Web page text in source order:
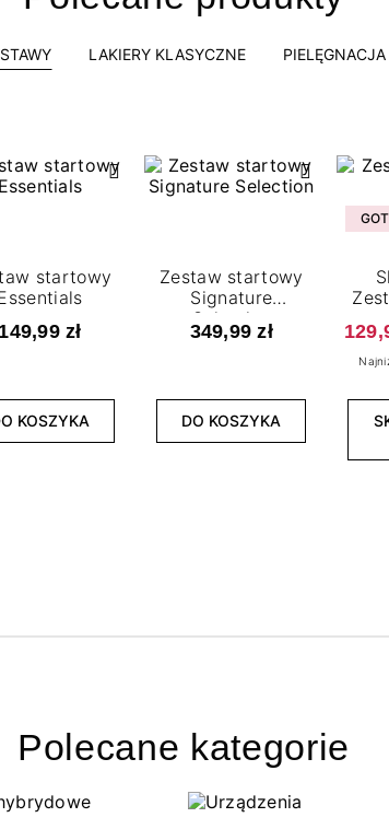
LAKIERY KLASYCZNE PIELĘGNACJA
startowy
149,99 zł
KOSZYKA
Zestaw startowy
Signature
Selection
349,99 zł
DO KOSZYKA
Polecane kategorie